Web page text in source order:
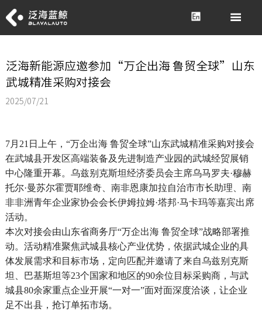

泛海新能源应邀参加“万企出海 鲁贸全球”山东
武城精准采购对接会
2025/07/21
7月21日上午，“万企出海 鲁贸全球”山东武城精准采购对接会
在武城县开发区高端装备及先进制造产业园的武城经贸展销
中心隆重开幕。乌兹别克斯坦经济委员会主席乌马罗夫·穆赫
托尔·曼苏尔霍贾耶维奇、南非恩康加拉自治市市长助理、南
非非洲青年企业家协会会长伊姆拉姆·塔邦·马卡玛等嘉宾出席
活动。
本次对接会由山东省商务厅“万企出海 鲁贸全球”战略部署推
动。活动精准聚焦武城县核心产业优势，依据武城企业的具
体发展需求和目标市场，定向匹配并邀请了来自乌兹别克斯
坦、巴基斯坦等23个国家和地区的90余位目标采购商，与武
城县80余家重点企业开展“一对一”面对面深度洽谈，让企业
足不出县，抢订单拓市场。